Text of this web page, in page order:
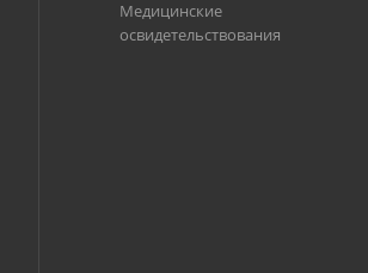
Медицинские
освидетельствования